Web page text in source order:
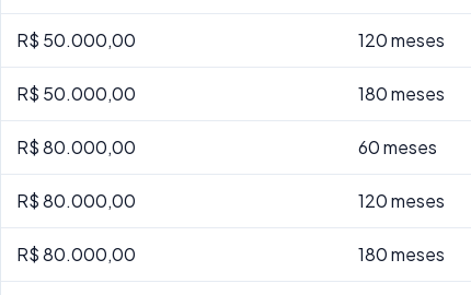
R$ 50.000,00 120 meses
R$ 50.000,00 180 meses
R$ 80.000,00 60 meses
R$ 80.000,00 120 meses
R$ 80.000,00 180 meses